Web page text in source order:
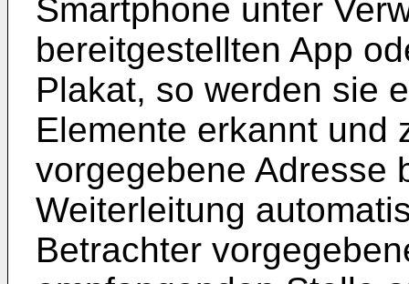
Smartphone unter
bereitgestellten App
Plakat, so werden sie
Elemente erkannt und
vorgegebene Adresse
Weiterleitung
Betrachter